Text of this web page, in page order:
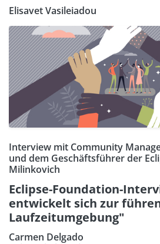
Elisavet Vasileiadou
Interview mit Community
und dem Geschäftsführer der
Milinkovich
Eclipse-Foundation-
entwickelt sich zur
Laufzeitumgebung"
Carmen Delgado